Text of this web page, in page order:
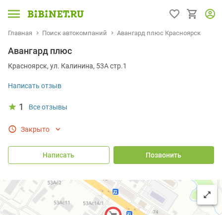
Главная Поиск автокомпаний Авангард плюс Красноярск
Авангард плюс
Красноярск, ул. Калинина, 53A cтр.1
Написать отзыв
1 Все отзывы
Закрыто
Написать Позвонить